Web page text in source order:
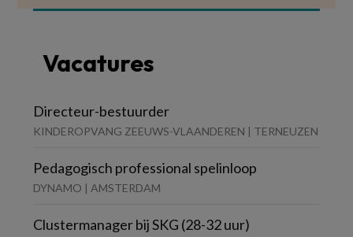
Vacatures
Directeur-bestuurder
KINDEROPVANG ZEEUWS-VLAANDEREN | TERNEUZEN
Pedagogisch professional spelinloop
DYNAMO | AMSTERDAM
Clustermanager bij SKG (28-32 uur)